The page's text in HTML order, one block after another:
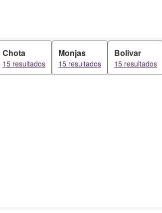
Chota
15 resultados
Monjas
15 resultados
Bolivar
15 resultados